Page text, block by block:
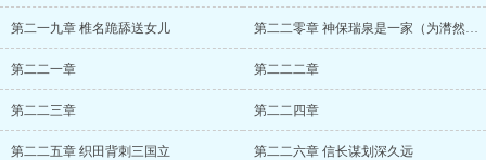
第二一九章 椎名跪舔送女儿 第二二零章 神保瑞泉是一家（为潸然之雨加更（4/8））
第二二一章 第二二二章
第二二三章 第二二四章
第二二五章 织田背刺三国立 第二二六章 信长谋划深久远